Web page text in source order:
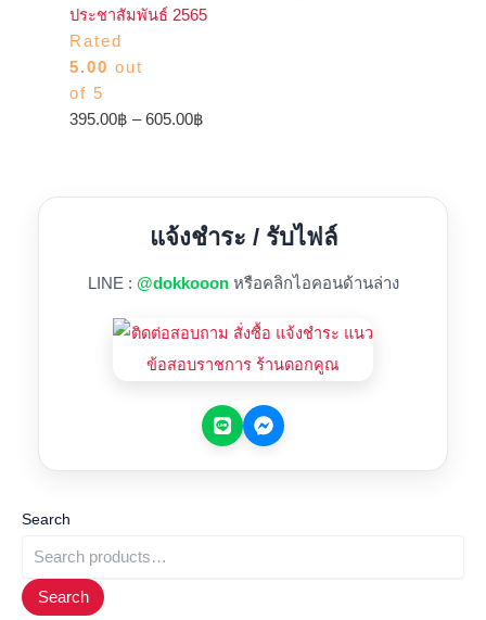
ประชาสัมพันธ์ 2565
Rated
5.00 out
of 5
395.00฿ – 605.00฿
แจ้งชำระ / รับไฟล์
LINE : @dokkooon หรือคลิกไอคอนด้านล่าง
Search
Search